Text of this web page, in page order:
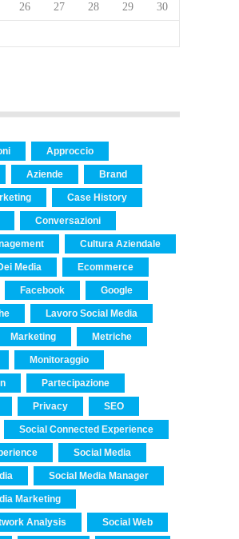
26 27 28 29 30
Approccio
Aziende Brand
Case History
Conversazioni
Cultura Aziendale
Media Ecommerce
Facebook Google
Lavoro Social Media
Marketing Metriche
Monitoraggio
Partecipazione
Privacy SEO
Social Connected Experience
Social Media
Social Media Manager
Marketing
Analysis Social Web